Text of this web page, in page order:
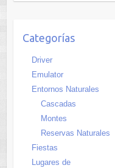
Categorías
Driver
Emulator
Entornos Naturales
Cascadas
Montes
Reservas Naturales
Fiestas
Lugares de